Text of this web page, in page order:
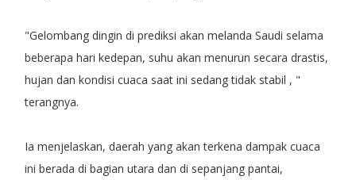
"Gelombang dingin di prediksi akan melanda Saudi selama
beberapa hari kedepan, suhu akan menurun secara drastis,
hujan dan kondisi cuaca saat ini sedang tidak stabil , "
terangnya.
Ia menjelaskan, daerah yang akan terkena dampak cuaca
ini berada di bagian utara dan di sepanjang pantai,